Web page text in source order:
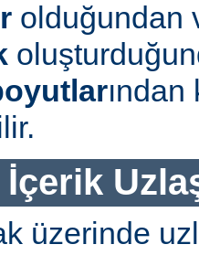
olduğundan
ından
üzerinde